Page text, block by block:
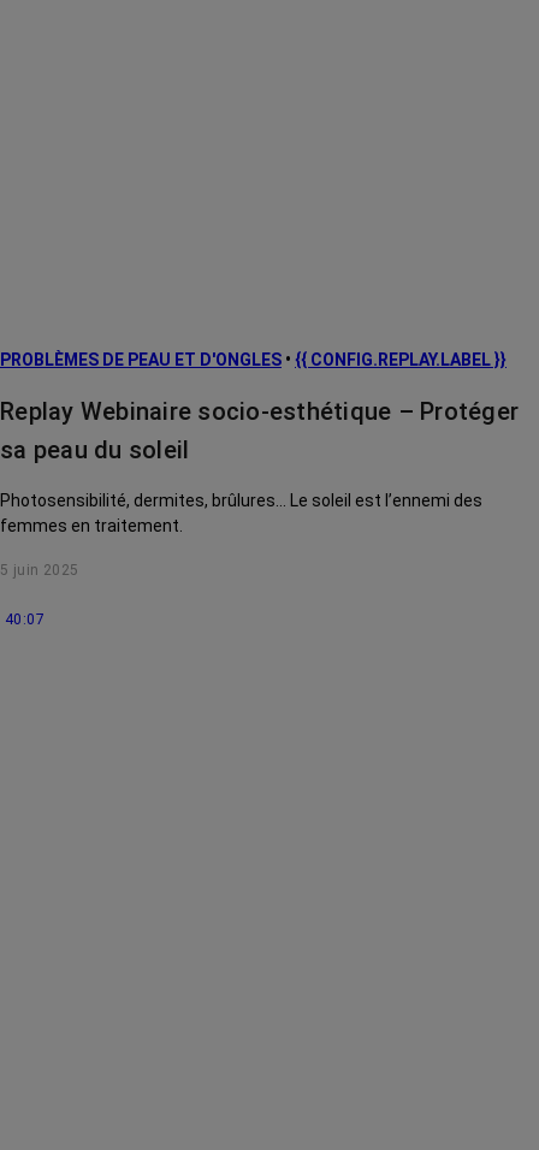
PROBLÈMES DE PEAU ET D'ONGLES • {{ CONFIG.REPLAY.LABEL }}
Replay Webinaire socio-esthétique – Protéger
sa peau du soleil
Photosensibilité, dermites, brûlures... Le soleil est l’ennemi des
femmes en traitement.
5 juin 2025
40:07